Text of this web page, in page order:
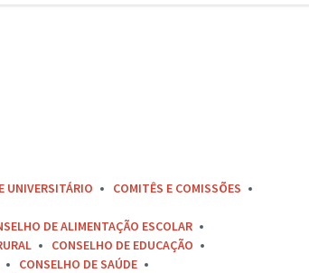
UNIVERSITÁRIO
COMITÊS E COMISSÕES
DE ALIMENTAÇÃO ESCOLAR
CONSELHO DE EDUCAÇÃO
CONSELHO DE SAÚDE